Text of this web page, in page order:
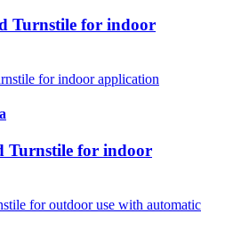
Turnstile for indoor
Turnstile for indoor